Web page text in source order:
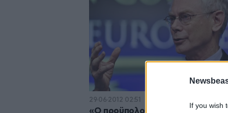
If you wish
29·06·2012 02:51
«Ο προϋπολογισμός της ΕΕ